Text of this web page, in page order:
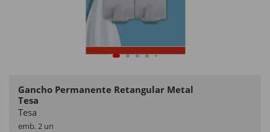
Gancho Permanente Retangular Metal
Tesa
Tesa
emb. 2 un